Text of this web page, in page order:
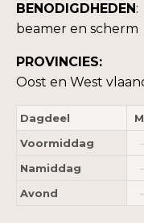
BENODIGDHEDEN:
beamer en scherm
PROVINCIES:
Oost en West
Dagdeel
Voormiddag
–
Namiddag
–
Avond
–